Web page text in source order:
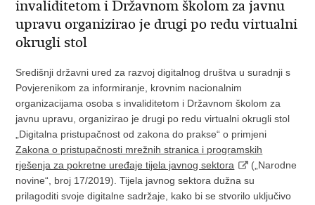
invaliditetom i Državnom školom za javnu
upravu organizirao je drugi po redu virtualni
okrugli stol
Središnji državni ured za razvoj digitalnog društva u suradnji s
Povjerenikom za informiranje, krovnim nacionalnim
organizacijama osoba s invaliditetom i Državnom školom za
javnu upravu, organizirao je drugi po redu virtualni okrugli stol
„Digitalna pristupačnost od zakona do prakse“ o primjeni
Zakona o pristupačnosti mrežnih stranica i programskih
rješenja za pokretne uređaje tijela javnog sektora
(„Narodne
novine“, broj 17/2019). Tijela javnog sektora dužna su
prilagoditi svoje digitalne sadržaje, kako bi se stvorilo uključivo